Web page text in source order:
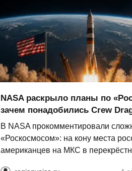
NASA раскрыло планы по
зачем понадобились Crew
В NASA прокомментировали
«Роскосмосом»: на кону места
американцев на МКС в